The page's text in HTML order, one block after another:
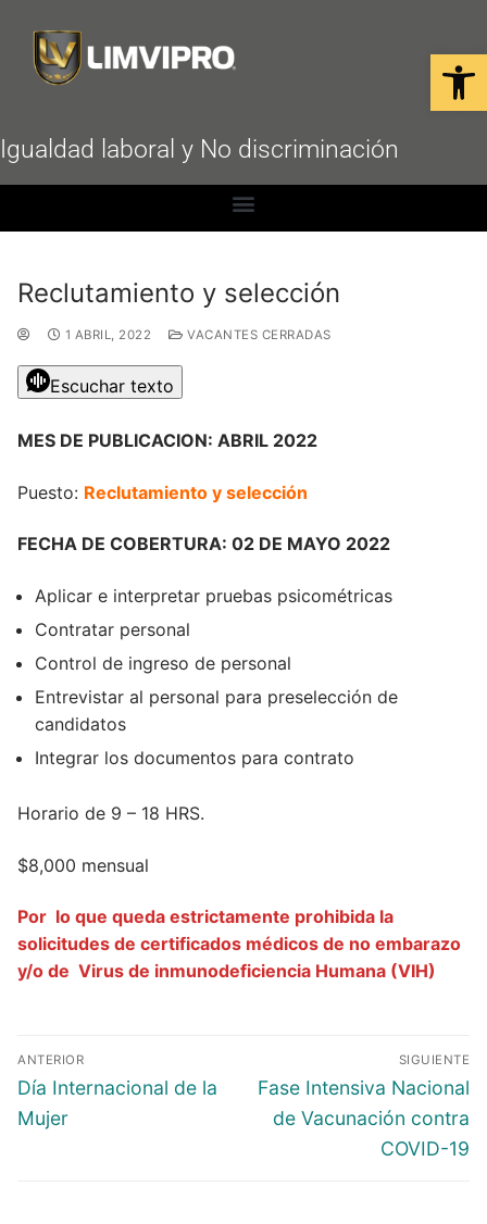
Igualdad laboral y No discriminación
Reclutamiento y selección
1 ABRIL, 2022 VACANTES CERRADAS
Escuchar texto
MES DE PUBLICACION: ABRIL 2022
Puesto: Reclutamiento y selección
FECHA DE COBERTURA: 02 DE MAYO 2022
Aplicar e interpretar pruebas psicométricas
Contratar personal
Control de ingreso de personal
Entrevistar al personal para preselección de
candidatos
Integrar los documentos para contrato
Horario de 9 – 18 HRS.
$8,000 mensual
Por lo que queda estrictamente prohibida la
solicitudes de certificados médicos de no embarazo
y/o de Virus de inmunodeficiencia Humana (VIH)
ANTERIOR
Día Internacional de la
Mujer
SIGUIENTE
Fase Intensiva Nacional
de Vacunación contra
COVID-19